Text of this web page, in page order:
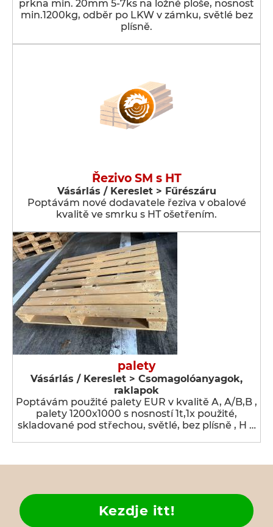
prkna min. 20mm 5-7ks na ložné ploše, nosnost
min.1200kg, odběr po LKW v zámku, světlé bez
plísně.
Řezivo SM s HT
Vásárlás / Kereslet > Fűrészáru
Poptávám nové dodavatele řeziva v obalové
kvalitě ve smrku s HT ošetřením.
palety
Vásárlás / Kereslet > Csomagolóanyagok,
raklapok
Poptávám použité palety EUR v kvalitě A, A/B,B ,
palety 1200x1000 s nosností 1t,1x použité,
skladované pod střechou, světlé, bez plísně , H …
Kezdje itt!